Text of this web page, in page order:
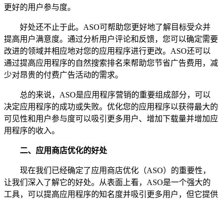
更好的用户参与度。
好处还不止于此。ASO可帮助您更好地了解目标受众并
提高用户满意度。通过分析用户评论和反馈，您可以确定需要
改进的领域并相应地对您的应用程序进行更改。ASO还可以
通过提高应用程序的自然搜索排名来帮助您节省广告费用，减
少对昂贵的付费广告活动的需求。
总的来说，ASO是应用程序营销的重要组成部分，可以
决定应用程序的成功或失败。优化您的应用程序以获得最大的
可见性和用户参与度可以吸引更多用户、增加下载量并增加应
用程序的收入。
二、 应用商店优化的好处
现在我们已经确定了应用商店优化（ASO）的重要性，
让我们深入了解它的好处。从表面上看，ASO是一个强大的
工具，可以提高应用程序的知名度并吸引更多用户，但它提供